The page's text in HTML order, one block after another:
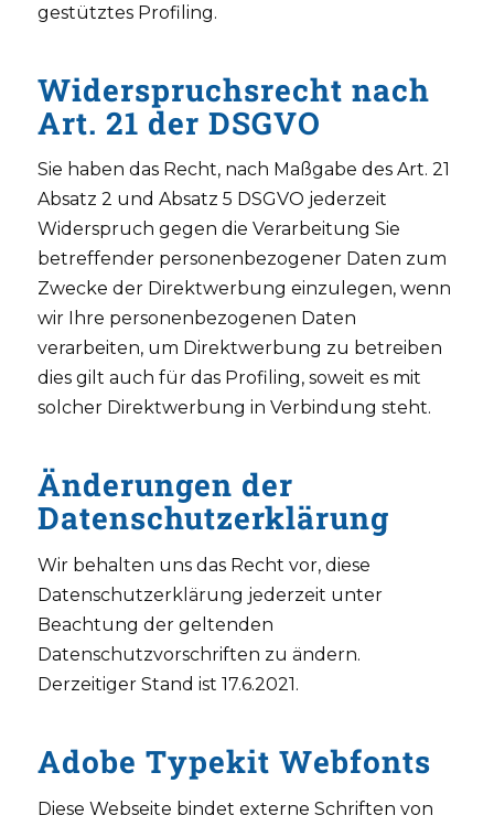
gestütztes Profiling.
Widerspruchsrecht nach
Art. 21 der DSGVO
Sie haben das Recht, nach Maßgabe des Art. 21
Absatz 2 und Absatz 5 DSGVO jederzeit
Widerspruch gegen die Verarbeitung Sie
betreffender personenbezogener Daten zum
Zwecke der Direktwerbung einzulegen, wenn
wir Ihre personenbezogenen Daten
verarbeiten, um Direktwerbung zu betreiben
dies gilt auch für das Profiling, soweit es mit
solcher Direktwerbung in Verbindung steht.
Änderungen der
Datenschutzerklärung
Wir behalten uns das Recht vor, diese
Datenschutzerklärung jederzeit unter
Beachtung der geltenden
Datenschutzvorschriften zu ändern.
Derzeitiger Stand ist 17.6.2021.
Adobe Typekit Webfonts
Diese Webseite bindet externe Schriften von